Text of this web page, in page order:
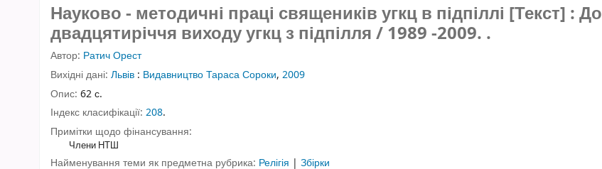
Науково - методичні праці священиків угкц в підпіллі [Текст] : До
двадцятиріччя виходу угкц з підпілля / 1989 -2009. .
Автор: Ратич Орест
Вихідні дані: Львів : Видавництво Тараса Сороки, 2009
Опис: 62 с.
Індекс класифікації: 208.
Примітки щодо фінансування:
Члени НТШ
Найменування теми як предметна рубрика: Релігія | Збірки